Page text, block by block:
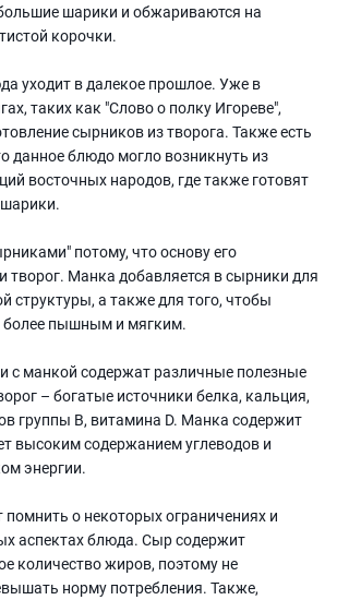
шарики и обжариваются на
корочки.
уходит в далекое прошлое. Уже в
таких как "Слово о полку Игореве",
сырников из творога. Также есть
данное блюдо могло возникнуть из
восточных народов, где также готовят
потому, что основу его
творог. Манка добавляется в сырники для
структуры, а также для того, чтобы
более пышным и мягким.
манкой содержат различные полезные
– богатые источники белка, кальция,
группы B, витамина D. Манка содержит
высоким содержанием углеводов и
энергии.
помнить о некоторых ограничениях и
аспектах блюда. Сыр содержит
количество жиров, поэтому не
норму потребления. Также,